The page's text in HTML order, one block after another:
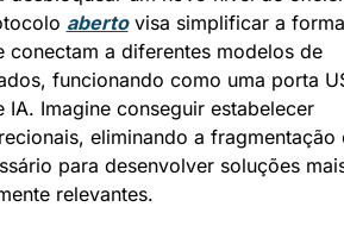
aberto visa simplificar a forma
conectam a diferentes modelos de
funcionando como uma porta
Imagine conseguir estabelecer
eliminando a fragmentação
para desenvolver soluções
relevantes.